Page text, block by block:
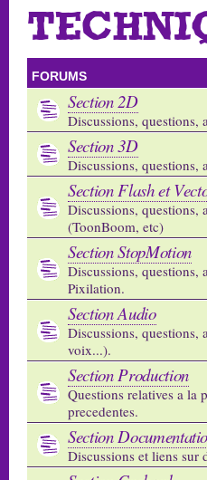
FORUMS
Section 2D
Discussions, questions,
Section 3D
Discussions, questions,
Section Flash et
Discussions, questions,
(ToonBoom, etc)
Section StopMotion
Discussions, questions,
Pixilation.
Section Audio
Discussions, questions,
voix...).
Section Production
Questions relatives a la
precedentes.
Section
Discussions et liens sur